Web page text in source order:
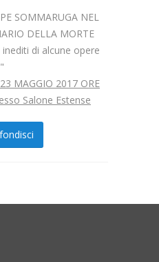
SOMMARUGA NEL
DELLA MORTE
di alcune opere
MAGGIO 2017 ORE
Salone Estense